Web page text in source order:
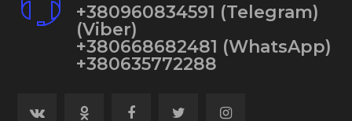
+380960834591 (Telegram)
(Viber)
+380668682481 (WhatsApp)
+380635772288